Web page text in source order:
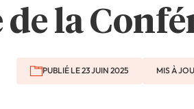
la
PUBLIÉ LE 23 JUIN 2025 MIS À